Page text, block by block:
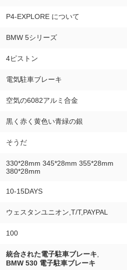
P4-EXPLORE について
BMW 5シリーズ
4ピストン
電気駐車ブレーキ
空気の6082アルミ合金
黒く赤く黄色い青緑の銀
そうだ
330*28mm 345*28mm 355*28mm
380*28mm
10-15DAYS
ウェスタンユニオン,T/T,PAYPAL
100
統合された電子駐車ブレーキ
BMW 530 電子駐車ブレーキ